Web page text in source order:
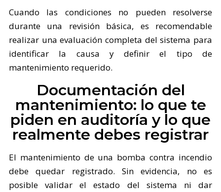
Cuando las condiciones no pueden resolverse
durante una revisión básica, es recomendable
realizar una evaluación completa del sistema para
identificar la causa y definir el tipo de
mantenimiento requerido.
Documentación del
mantenimiento: lo que te
piden en auditoría y lo que
realmente debes registrar
El mantenimiento de una bomba contra incendio
debe quedar registrado. Sin evidencia, no es
posible validar el estado del sistema ni dar